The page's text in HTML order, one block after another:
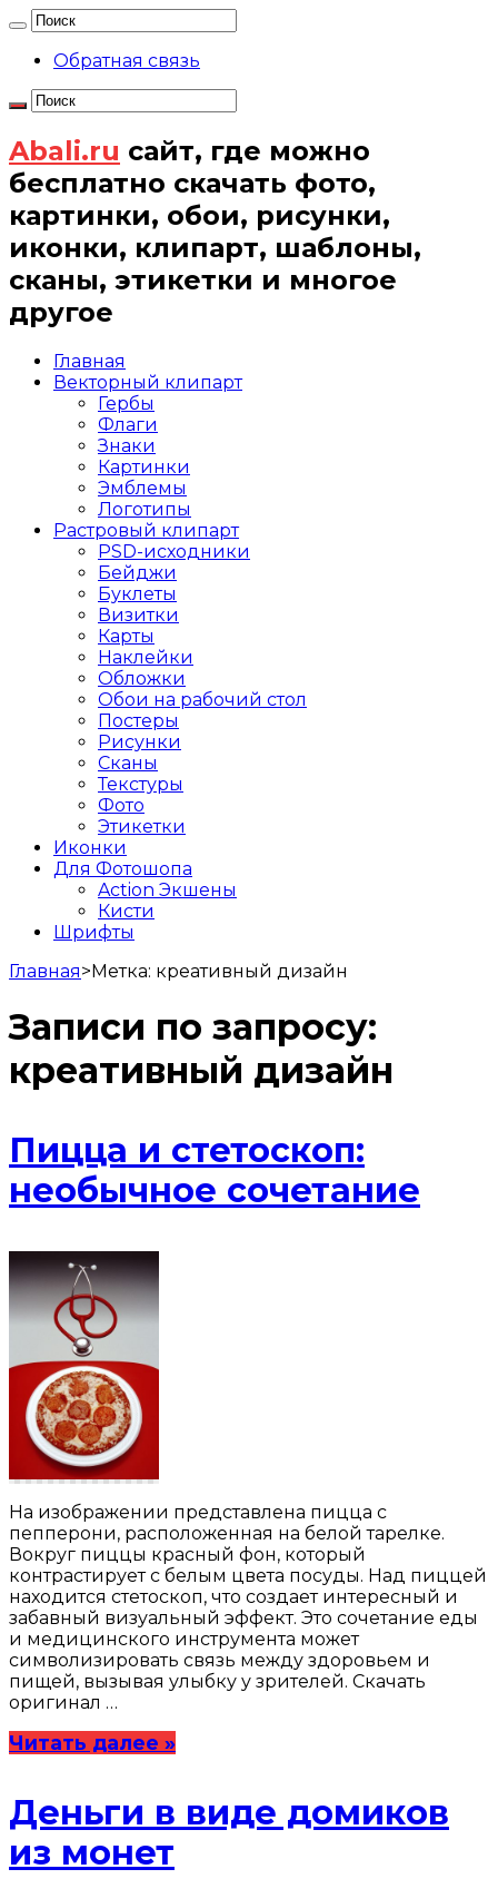
Обратная связь
Abali.ru сайт, где можно
бесплатно скачать фото,
картинки, обои, рисунки,
иконки, клипарт, шаблоны,
сканы, этикетки и многое
другое
Главная
Векторный клипарт
Гербы
Флаги
Знаки
Картинки
Эмблемы
Логотипы
Растровый клипарт
PSD-исходники
Бейджи
Буклеты
Визитки
Карты
Наклейки
Обложки
Обои на рабочий стол
Постеры
Рисунки
Сканы
Текстуры
Фото
Этикетки
Иконки
Для Фотошопа
Action Экшены
Кисти
Шрифты
Главная>Метка: креативный дизайн
Записи по запросу:
креативный дизайн
Пицца и стетоскоп:
необычное сочетание
На изображении представлена пицца с
пепперони, расположенная на белой тарелке.
Вокруг пиццы красный фон, который
контрастирует с белым цвета посуды. Над пиццей
находится стетоскоп, что создает интересный и
забавный визуальный эффект. Это сочетание еды
и медицинского инструмента может
символизировать связь между здоровьем и
пищей, вызывая улыбку у зрителей. Скачать
оригинал …
Читать далее »
Деньги в виде домиков
из монет